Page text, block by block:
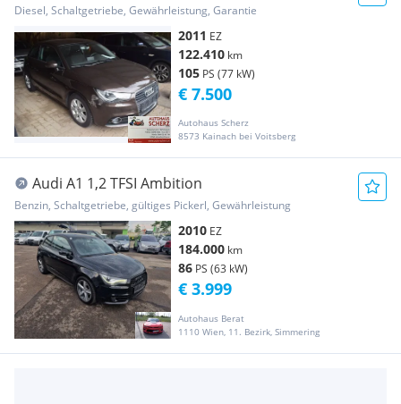
Diesel, Schaltgetriebe, Gewährleistung, Garantie
2011 EZ
122.410 km
105 PS (77 kW)
Autohaus Scherz
8573 Kainach bei Voitsberg
€ 7.500
Audi A1 1,2 TFSI Ambition
Benzin, Schaltgetriebe, gültiges Pickerl, Gewährleistung
2010 EZ
184.000 km
86 PS (63 kW)
Autohaus Berat
1110 Wien, 11. Bezirk, Simmering
€ 3.999